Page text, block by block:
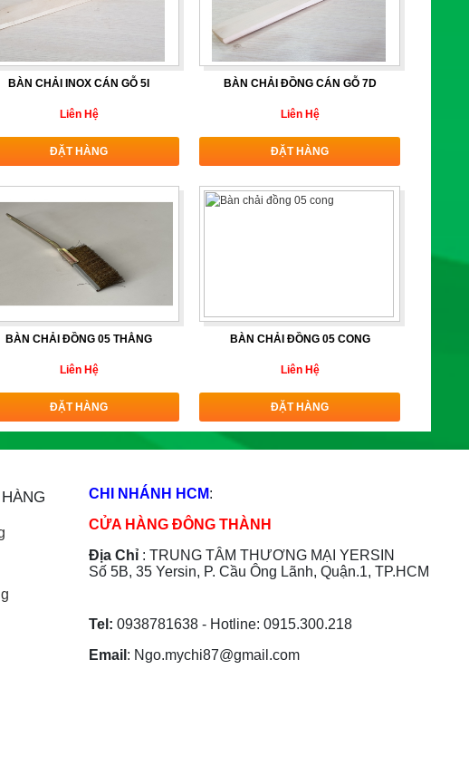
BÀN CHẢI INOX CÁN GỖ 5I
Liên Hệ
ĐẶT HÀNG
BÀN CHẢI ĐỒNG CÁN GỖ 7D
Liên Hệ
ĐẶT HÀNG
BÀN CHẢI ĐỒNG 05 THẲNG
Liên Hệ
ĐẶT HÀNG
BÀN CHẢI ĐỒNG 05 CONG
Liên Hệ
ĐẶT HÀNG
CHI NHÁNH HCM:
CỬA HÀNG ĐÔNG THÀNH
Địa Chỉ: TRUNG TÂM THƯƠNG MẠI YERSIN
Số 5B, 35 Yersin, P. Cầu Ông Lãnh, Quận.1, TP.HCM
Tel: 0938781638 - Hotline: 0915.300.218
Email : Ngo.mychi87@gmail.com